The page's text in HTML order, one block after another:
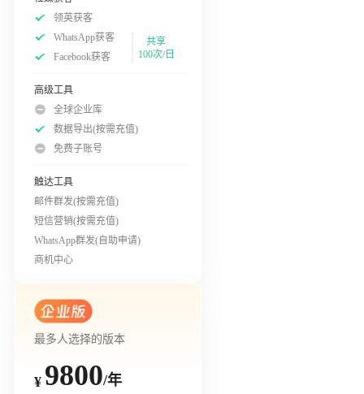
领英获客
WhatsApp获客
Facebook获客
共享
100次/日
高级工具
全球企业库
数据导出(按需充值)
免费子账号
触达工具
邮件群发(按需充值)
短信营销(按需充值)
WhatsApp群发(自助申请)
商机中心
最多人选择的版本
¥ 9800/年